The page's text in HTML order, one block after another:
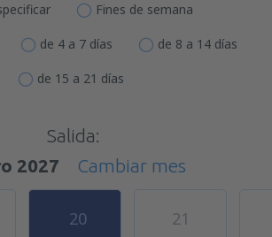
Fines de semana
de 4 a 7 días de 8 a 14 días
de 15 a 21 días
Salida:
2027
Cambiar mes
20 21